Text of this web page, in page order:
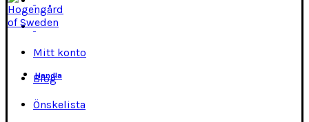
Mitt konto
Blog
Önskelista
Handla